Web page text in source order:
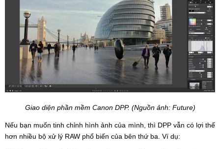
Giao diện phần mềm Canon DPP. (Nguồn ảnh: Future)
Nếu bạn muốn tinh chỉnh hình ảnh của mình, thì DPP vẫn có lợi thế
hơn nhiều bộ xử lý RAW phổ biến của bên thứ ba. Ví dụ: